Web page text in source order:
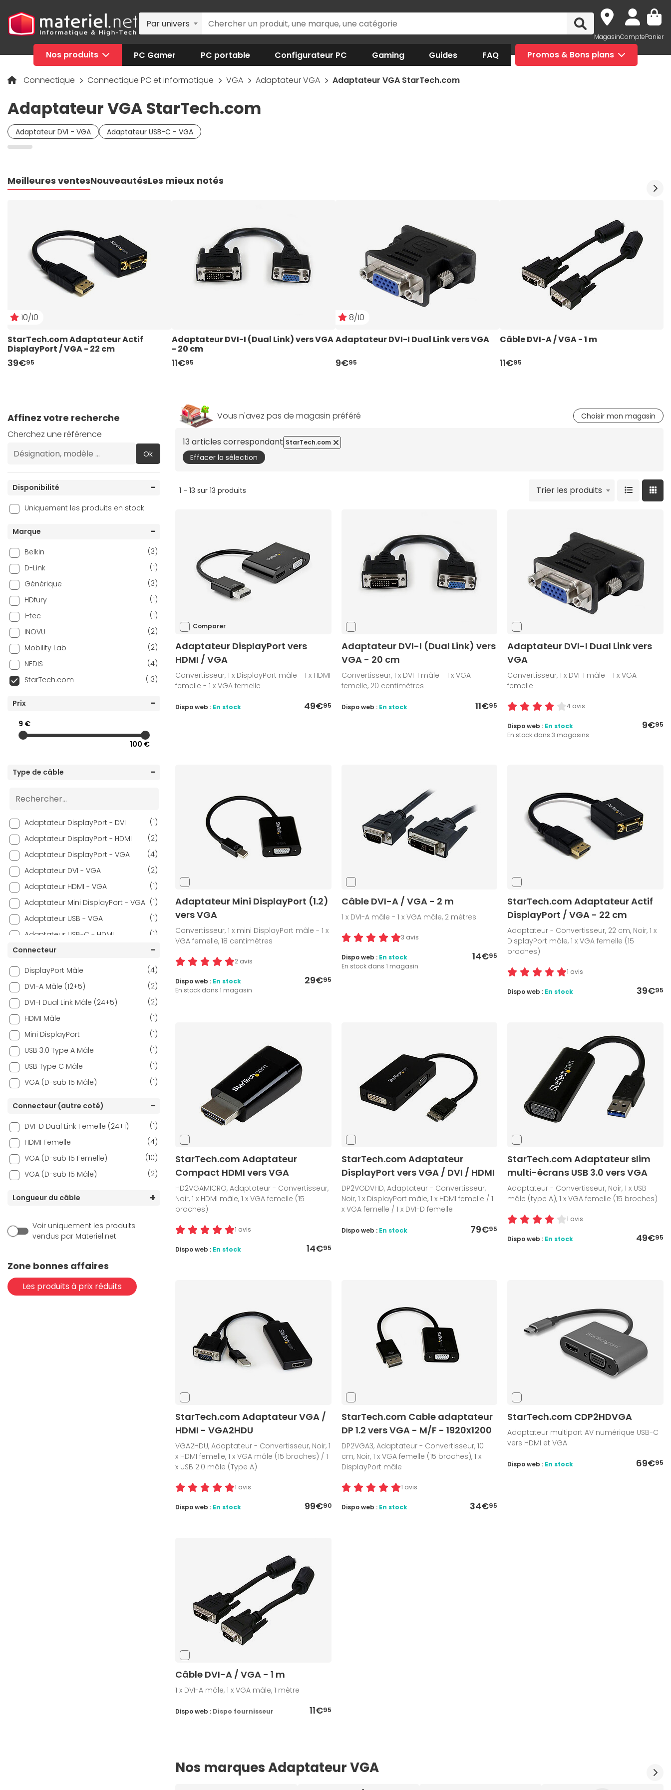
Par univers
MagasinComptePanier
Nos produits PC Gamer PC portable Configurateur PC Gaming Guides FAQ Promos & Bons plans
Connectique Connectique PC et informatique VGA Adaptateur VGA Adaptateur VGA StarTech.com
Adaptateur VGA StarTech.com
Adaptateur DVI - VGA Adaptateur USB-C - VGA
Meilleures ventesNouveautésLes mieux notés
10/10
StarTech.com Adaptateur Actif
DisplayPort / VGA - 22 cm
39€95
Adaptateur DVI-I (Dual Link) vers VGA
- 20 cm
11€95
8/10
Adaptateur DVI-I Dual Link vers VGA
9€95
Câble DVI-A / VGA - 1 m
11€95
Affinez votre recherche
Cherchez une référence
Ok
Disponibilité
Uniquement les produits en stock
Marque
Belkin
(3)
D-Link
(1)
Générique
(3)
HDfury
(1)
i-tec
(1)
INOVU
(2)
Mobility Lab
(2)
NEDIS
(4)
StarTech.com
(13)
Prix
9 €
100 €
Type de câble
Adaptateur DisplayPort - DVI
(1)
Adaptateur DisplayPort - HDMI
(2)
Adaptateur DisplayPort - VGA
(4)
Adaptateur DVI - VGA
(2)
Adaptateur HDMI - VGA
(1)
Adaptateur Mini DisplayPort - VGA (1)
Adaptateur USB - VGA
(1)
Adaptateur USB-C - HDMI
(1)
Adaptateur USB-C - VGA
(1)
Adaptateur VGA - HDMI
(1)
Câble DVI / VGA
(2)
Connecteur
DisplayPort Mâle
(4)
DVI-A Mâle (12+5)
(2)
DVI-I Dual Link Mâle (24+5)
(2)
HDMI Mâle
(1)
Mini DisplayPort
(1)
USB 3.0 Type A Mâle
(1)
USB Type C Mâle
(1)
VGA (D-sub 15 Mâle)
(1)
Connecteur (autre coté)
DVI-D Dual Link Femelle (24+1)
(1)
HDMI Femelle
(4)
VGA (D-sub 15 Femelle)
(10)
VGA (D-sub 15 Mâle)
(2)
Longueur du câble
Voir uniquement les produits
vendus par Materiel.net
Zone bonnes affaires
Les produits à prix réduits
Vous n'avez pas de magasin préféré Choisir mon magasin
13 articles correspondant
Effacer la sélection
StarTech.com
1 - 13 sur 13 produits Trier les produits
Comparer
Adaptateur DisplayPort vers
HDMI / VGA
Convertisseur, 1 x DisplayPort mâle - 1 x HDMI
femelle - 1 x VGA femelle
49€95
Dispo web : En stock
Adaptateur DVI-I (Dual Link) vers
VGA - 20 cm
Convertisseur, 1 x DVI-I mâle - 1 x VGA
femelle, 20 centimètres
11€95
Dispo web : En stock
Adaptateur DVI-I Dual Link vers
VGA
Convertisseur, 1 x DVI-I mâle - 1 x VGA
femelle
4 avis
9€95
Dispo web : En stock
En stock dans 3 magasins
Adaptateur Mini DisplayPort (1.2)
vers VGA
Convertisseur, 1 x mini DisplayPort mâle - 1 x
VGA femelle, 18 centimètres
2 avis
29€95
Dispo web : En stock
En stock dans 1 magasin
Câble DVI-A / VGA - 2 m
1 x DVI-A mâle - 1 x VGA mâle, 2 mètres
3 avis
14€95
Dispo web : En stock
En stock dans 1 magasin
StarTech.com Adaptateur Actif
DisplayPort / VGA - 22 cm
Adaptateur - Convertisseur, 22 cm, Noir, 1 x
DisplayPort mâle, 1 x VGA femelle (15
broches)
1 avis
39€95
Dispo web : En stock
StarTech.com Adaptateur
Compact HDMI vers VGA
HD2VGAMICRO, Adaptateur - Convertisseur,
Noir, 1 x HDMI mâle, 1 x VGA femelle (15
broches)
1 avis
14€95
Dispo web : En stock
StarTech.com Adaptateur
DisplayPort vers VGA / DVI / HDMI
DP2VGDVHD, Adaptateur - Convertisseur,
Noir, 1 x DisplayPort mâle, 1 x HDMI femelle / 1
x VGA femelle / 1 x DVI-D femelle
79€95
Dispo web : En stock
StarTech.com Adaptateur slim
multi-écrans USB 3.0 vers VGA
Adaptateur - Convertisseur, Noir, 1 x USB
mâle (type A), 1 x VGA femelle (15 broches)
1 avis
49€95
Dispo web : En stock
StarTech.com Adaptateur VGA /
HDMI - VGA2HDU
VGA2HDU, Adaptateur - Convertisseur, Noir, 1
x HDMI femelle, 1 x VGA mâle (15 broches) / 1
x USB 2.0 mâle (Type A)
1 avis
99€90
Dispo web : En stock
StarTech.com Cable adaptateur
DP 1.2 vers VGA - M/F - 1920x1200
DP2VGA3, Adaptateur - Convertisseur, 10
cm, Noir, 1 x VGA femelle (15 broches), 1 x
DisplayPort mâle
1 avis
34€95
Dispo web : En stock
StarTech.com CDP2HDVGA
Adaptateur multiport AV numérique USB-C
vers HDMI et VGA
69€95
Dispo web : En stock
Câble DVI-A / VGA - 1 m
1 x DVI-A mâle, 1 x VGA mâle, 1 mètre
11€95
Dispo web : Dispo fournisseur
Nos marques Adaptateur VGA